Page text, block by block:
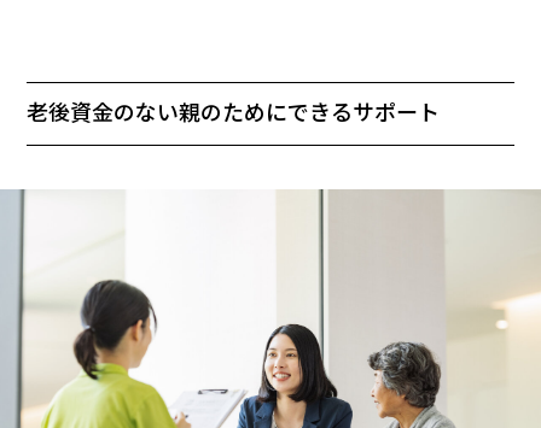
老後資金のない親のためにできるサポート